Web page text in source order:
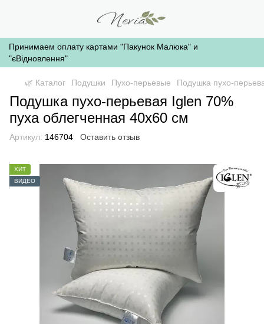
Принимаем оплату картами "Пакунок Малюка" и
"єВідновлення"
🌿 Каталог Подушки Пухо-перьевые Подушка пухо-
Подушка пухо-перьевая Iglen 70%
пуха облегченная 40x60 см
Артикул: 146704 Оставить отзыв
ХИТ
ВИДЕО